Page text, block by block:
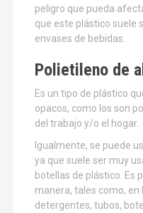
peligro que pueda
que este plástico suele
envases de bebidas.
Polietileno de
Es un tipo de plástico
opacos, como los son
del trabajo y/o el hogar.
Igualmente, se puede
ya que suele ser muy
botellas de plástico. Es
manera, tales como,
detergentes, tubos,